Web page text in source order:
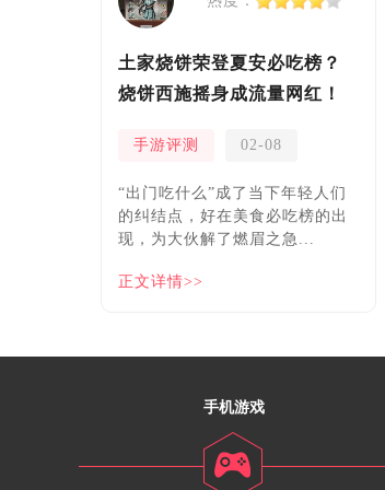
土家烧饼荣登夏安必吃榜？
烧饼西施摇身成流量网红！
手游评测 02-08
“出门吃什么”成了当下年轻人们
的纠结点，好在美食必吃榜的出
现，为大伙解了燃眉之急...
正文详情>>
手机游戏